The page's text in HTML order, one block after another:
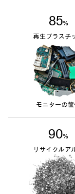
85%
再生プラスチ
モニターの
90%
リサイクルア